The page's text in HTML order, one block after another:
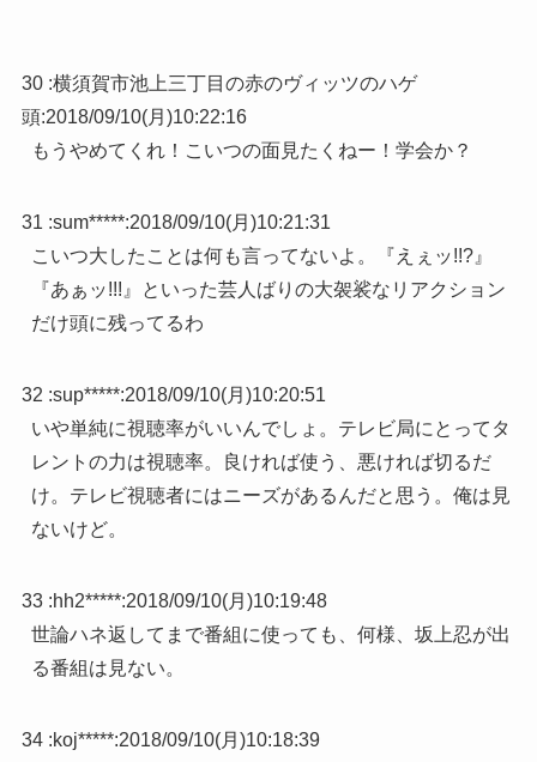
30 :横須賀市池上三丁目の赤のヴィッツのハゲ
頭:2018/09/10(月)10:22:16
もうやめてくれ！こいつの面見たくねー！学会か？
31 :sum*****:2018/09/10(月)10:21:31
こいつ大したことは何も言ってないよ。『えぇッ!!?』
『あぁッ!!!』といった芸人ばりの大袈裟なリアクション
だけ頭に残ってるわ
32 :sup*****:2018/09/10(月)10:20:51
いや単純に視聴率がいいんでしょ。テレビ局にとってタ
レントの力は視聴率。良ければ使う、悪ければ切るだ
け。テレビ視聴者にはニーズがあるんだと思う。俺は見
ないけど。
33 :hh2*****:2018/09/10(月)10:19:48
世論ハネ返してまで番組に使っても、何様、坂上忍が出
る番組は見ない。
34 :koj*****:2018/09/10(月)10:18:39